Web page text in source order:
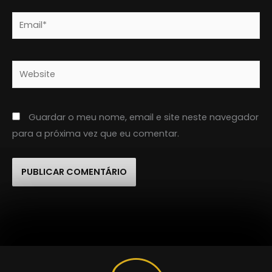
Email*
Website
Guardar o meu nome, email e site neste navegador
para a próxima vez que eu comentar.